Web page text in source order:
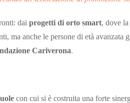
dai progetti di orto smart, dove
ma anche le persone di età avanzata
Cariverona.
con cui si è costruita una forte